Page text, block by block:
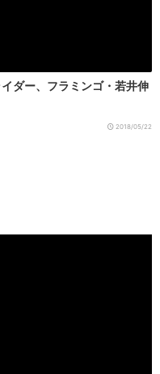
ダー、フラミンゴ・若井伸
2018/05/22